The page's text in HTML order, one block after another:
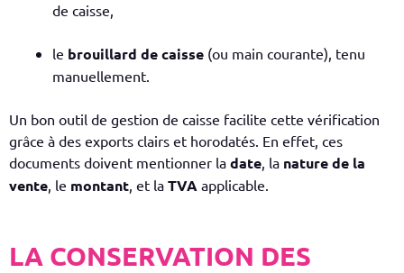
de caisse,
le brouillard de caisse (ou main courante), tenu
manuellement.
Un bon outil de gestion de caisse facilite cette vérification
grâce à des exports clairs et horodatés. En effet, ces
documents doivent mentionner la date, la nature de la
vente, le montant, et la TVA applicable.
LA CONSERVATION DES